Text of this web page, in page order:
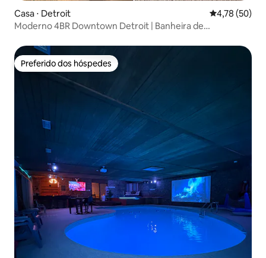
Casa ⋅ Detroit 4,78 de uma
4,78 (50)
Moderno 4BR Downtown Detroit | Banheira de
Preferido dos hóspedes
Preferido dos hóspedes